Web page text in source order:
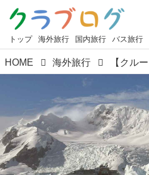
トップ 海外旅行 国内旅行 バス旅行
HOME 海外旅行